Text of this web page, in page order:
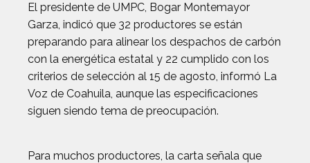
El presidente de UMPC, Bogar Montemayor
Garza, indicó que 32 productores se están
preparando para alinear los despachos de carbón
con la energética estatal y 22 cumplido con los
criterios de selección al 15 de agosto, informó La
Voz de Coahuila, aunque las especificaciones
siguen siendo tema de preocupación.
Para muchos productores, la carta señala que